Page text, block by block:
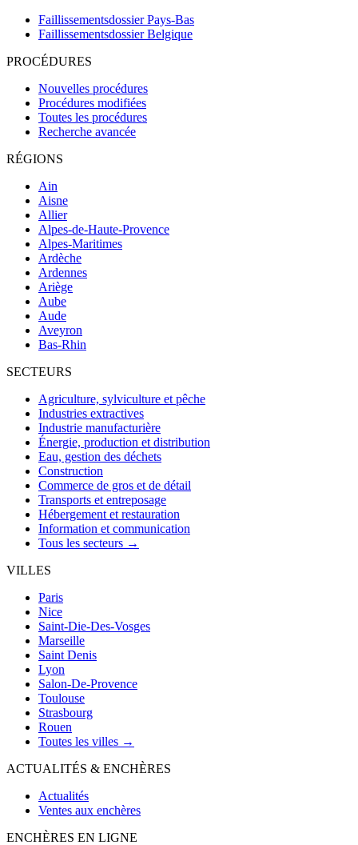
Faillissementsdossier Pays-Bas
Faillissementsdossier Belgique
PROCÉDURES
Nouvelles procédures
Procédures modifiées
Toutes les procédures
Recherche avancée
RÉGIONS
Ain
Aisne
Allier
Alpes-de-Haute-Provence
Alpes-Maritimes
Ardèche
Ardennes
Ariège
Aube
Aude
Aveyron
Bas-Rhin
SECTEURS
Agriculture, sylviculture et pêche
Industries extractives
Industrie manufacturière
Énergie, production et distribution
Eau, gestion des déchets
Construction
Commerce de gros et de détail
Transports et entreposage
Hébergement et restauration
Information et communication
Tous les secteurs →
VILLES
Paris
Nice
Saint-Die-Des-Vosges
Marseille
Saint Denis
Lyon
Salon-De-Provence
Toulouse
Strasbourg
Rouen
Toutes les villes →
ACTUALITÉS & ENCHÈRES
Actualités
Ventes aux enchères
ENCHÈRES EN LIGNE